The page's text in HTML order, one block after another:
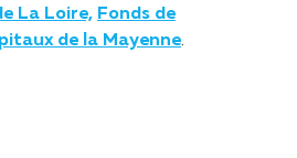
La Loire, Fonds de
de la Mayenne.